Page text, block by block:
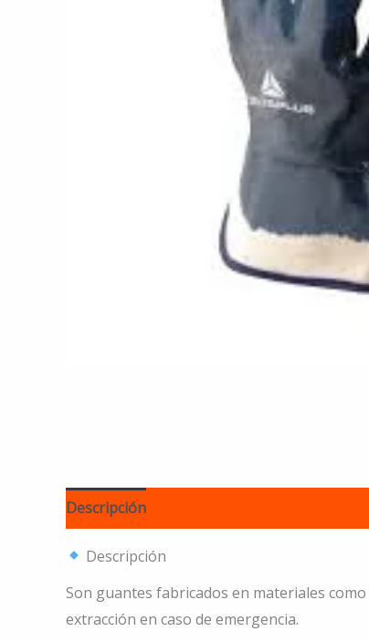
Descripción
Descripción
Son guantes fabricados en materiales como
extracción en caso de emergencia.